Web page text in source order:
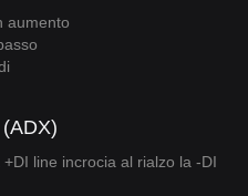
aumento
line incrocia al rialzo la -DI